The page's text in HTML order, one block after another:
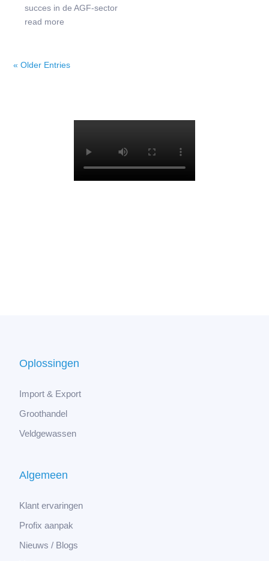
succes in de AGF-sector
read more
« Older Entries
Oplossingen
Import & Export
Groothandel
Veldgewassen
Algemeen
Klant ervaringen
Profix aanpak
Nieuws / Blogs